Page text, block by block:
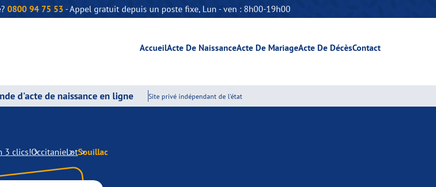
0800 94 75 53 - Appel gratuit depuis un poste fixe, Lun - ven : 8h00-19h00
AccueilActe De NaissanceActe De MariageActe De DécèsContact
d'acte de naissance en ligne Site privé indépendant de l'état
3 clics!OccitanieLotSouillac